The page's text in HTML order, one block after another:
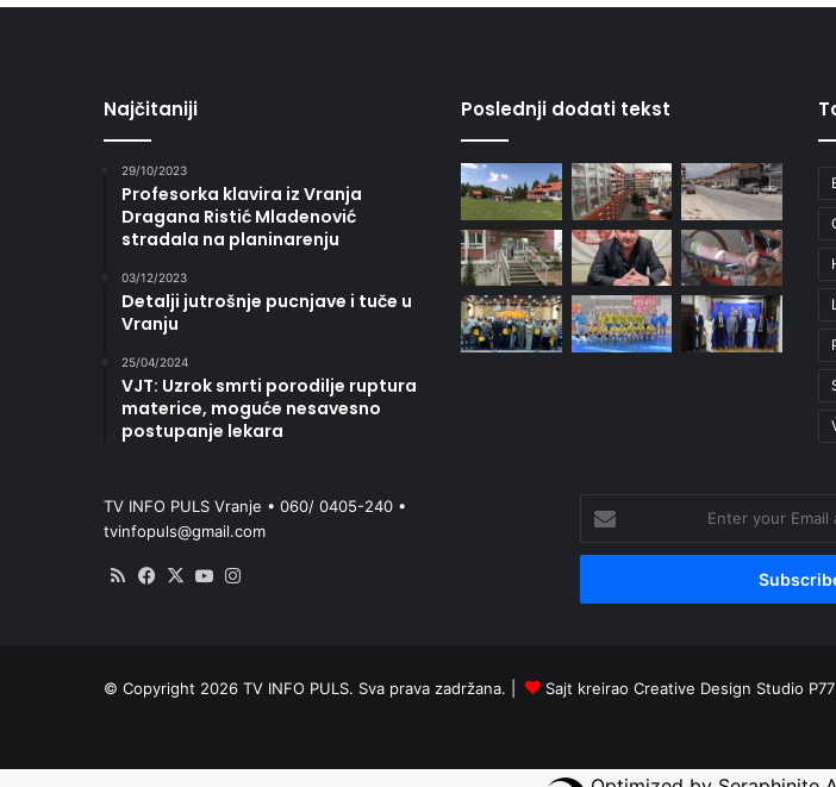
Najčitaniji
29/10/2023
Profesorka klavira iz Vranja
Dragana Ristić Mladenović
stradala na planinarenju
03/12/2023
Detalji jutrošnje pucnjave i tuče u
Vranju
25/04/2024
VJT: Uzrok smrti porodilje ruptura
materice, moguće nesavesno
postupanje lekara
Poslednji dodati tekst
TV INFO PULS Vranje • 060/ 0405-240 •
tvinfopuls@gmail.com
RSS Facebook
X YouTube
your
Email
© Copyright 2026 TV INFO PULS. Sva prava zadržana. | Sajt kreirao Creative Design Studio P77